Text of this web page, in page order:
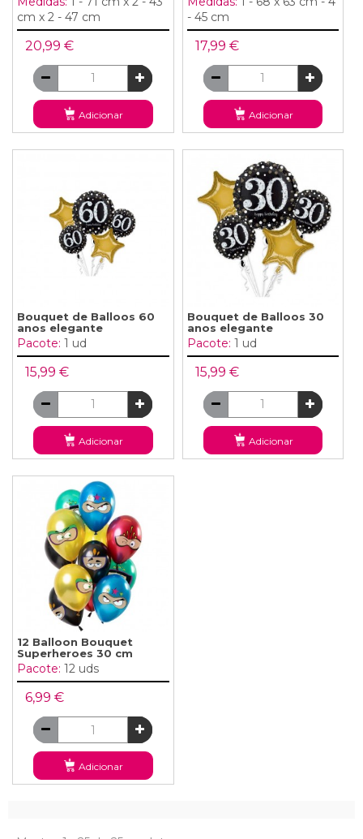
cm x 2 - 47 cm
20,99 €
Adicionar
- 45 cm
17,99 €
Adicionar
Bouquet de Balloos 60
anos elegante
Pacote: 1 ud
15,99 €
Adicionar
Bouquet de Balloos 30
anos elegante
Pacote: 1 ud
15,99 €
Adicionar
12 Balloon Bouquet
Superheroes 30 cm
Pacote: 12 uds
6,99 €
Adicionar